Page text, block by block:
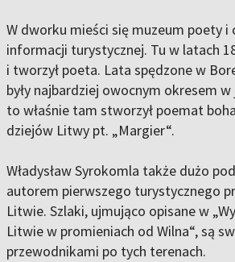
W dworku mieści się muzeum poety i
informacji turystycznej. Tu w latach
i tworzył poeta. Lata spędzone w
były najbardziej owocnym okresem
to właśnie tam stworzył poemat
dziejów Litwy pt. „Margier“.
Władysław Syrokomla także dużo
autorem pierwszego turystycznego
Litwie. Szlaki, ujmująco opisane w
Litwie w promieniach od Wilna“, są
przewodnikami po tych terenach.